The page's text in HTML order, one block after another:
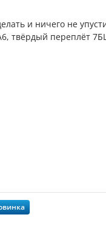
и ничего не
твёрдый переплёт